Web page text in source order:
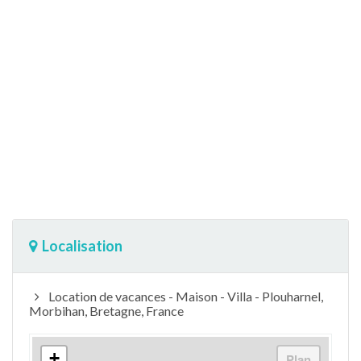
Localisation
Location de vacances - Maison - Villa - Plouharnel,
Morbihan, Bretagne, France